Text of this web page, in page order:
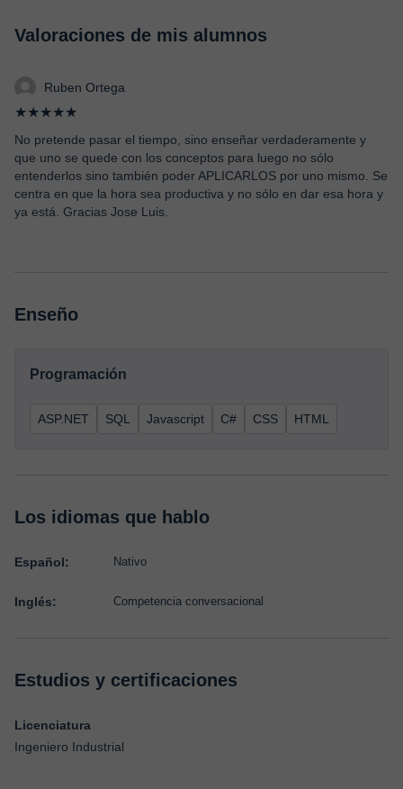
Valoraciones de mis alumnos
Ruben Ortega
★★★★★
No pretende pasar el tiempo, sino enseñar verdaderamente y
que uno se quede con los conceptos para luego no sólo
entenderlos sino también poder APLICARLOS por uno mismo. Se
centra en que la hora sea productiva y no sólo en dar esa hora y
ya está. Gracias Jose Luis.
Enseño
Programación
ASP.NET SQL Javascript C# CSS HTML
Los idiomas que hablo
Español: Nativo
Inglés: Competencia conversacional
Estudios y certificaciones
Licenciatura
Ingeniero Industrial